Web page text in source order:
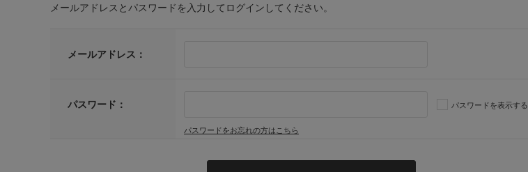
メールアドレスとパスワードを入力してログインしてください。
メールアドレス：
パスワード： パスワードを表示する
パスワードをお忘れの方はこちら